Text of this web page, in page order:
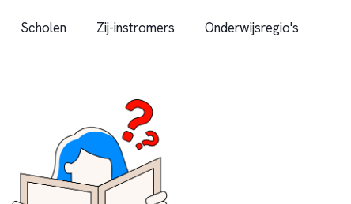
Scholen Zij-instromers Onderwijsregio's